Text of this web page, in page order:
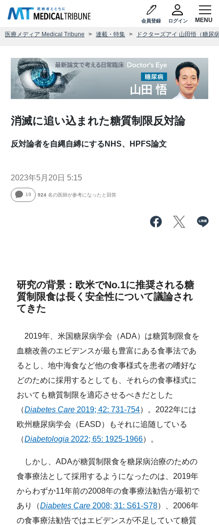
会員登録 ログイン
医療メディア Medical Tribune 連載・特集 ドクターズアイ 山田悟（糖尿
消滅に追い込まれた糖質制限反対論
反対論者を自縄自縛にするNHS、HPFS論文
2023年5月20日 5:15
19 924 名の医師が参考になったと回答
研究の背景：欧米でNo.1に推奨される糖
質制限食は長く安全性について議論され
てきた
2019年、米国糖尿病学会（ADA）は糖質制限食を
血糖改善のエビデンスが最も豊富にある食事法であ
るとし、地中海食など他の食事様式を患者の嗜好な
どのために採用するとしても、それらの食事様式に
おいても糖質制限を適応させるべきだとした
（Diabetes Care 2019; 42: 731-754）。2022年には
欧州糖尿病学会（EASD）もそれに追随している
（Diabetologia 2022; 65: 1925-1966）。
しかし、ADAが糖質制限食を糖尿病治療のための
食事療法として採用するようになったのは、2019年
からわずか11年前の2008年の食事療法勧告が最初で
あり（Diabetes Care 2008; 31: S61-S78）、2006年
の食事療法勧告ではエビデンスが不足していて糖質